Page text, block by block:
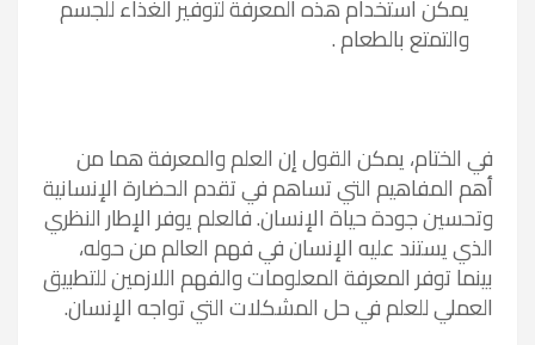
يمكن استخدام هذه المعرفة لتوفير الغذاء للجسم
والتمتع بالطعام.
في الختام، يمكن القول إن العلم والمعرفة هما من
أهم المفاهيم التي تساهم في تقدم الحضارة الإنسانية
وتحسين جودة حياة الإنسان. فالعلم يوفر الإطار النظري
الذي يستند عليه الإنسان في فهم العالم من حوله،
بينما توفر المعرفة المعلومات والفهم اللازمين للتطبيق
العملي للعلم في حل المشكلات التي تواجه الإنسان.